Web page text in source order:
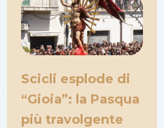
Scicli esplode di
“Gioia”: la Pasqua
più travolgente